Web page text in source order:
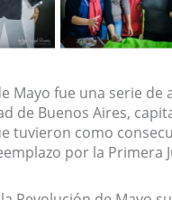
Mayo fue una serie
de Buenos Aires,
tuvieron como
por la Primera